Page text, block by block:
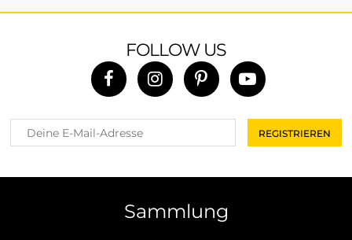
FOLLOW US
Sammlung